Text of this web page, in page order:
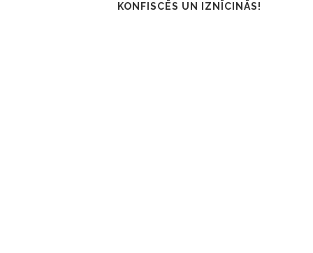
KONFISCĒS UN IZNĪCINĀS!